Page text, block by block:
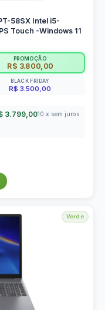
58SX Intel i5-
Touch -Windows 11
PROMOÇÃO
R$ 3.800,00
BLACK FRIDAY
R$ 3.500,00
3.799,0010 x sem juros
Verde